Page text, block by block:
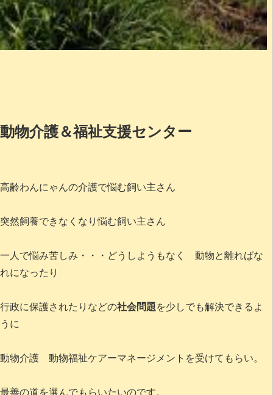
動物介護＆福祉支援センター
高齢わんにゃんの介護で悩む飼い主さん
突然飼養できなくなり悩む飼い主さん
一人で悩み苦しみ・・・どうしようもなく 動物と離ればな
れになったり
行政に保護されたりなどの社会問題を少しでも解決できるよ
うに
動物介護 動物福祉ケアーマネージメントを受けてもらい。
最善の道を選んでもらいたいのです。